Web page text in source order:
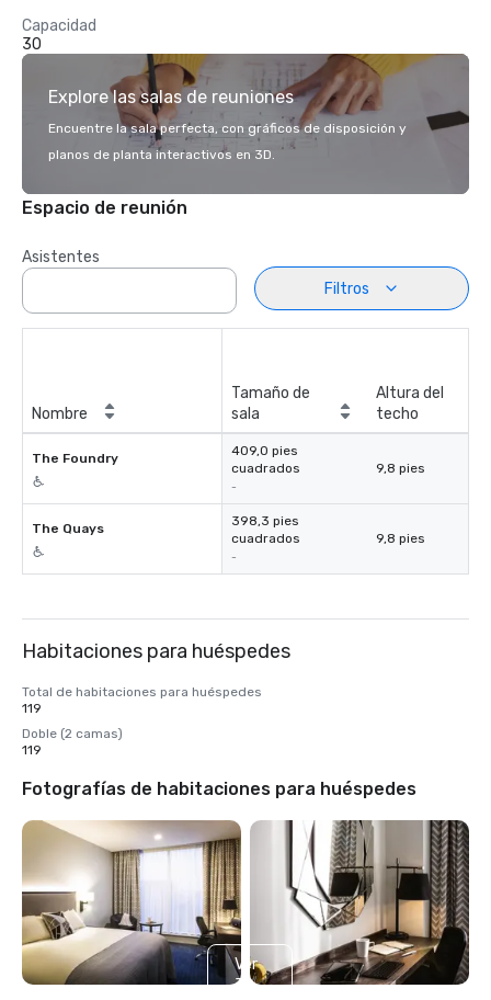
Capacidad
30
Explore las salas de reuniones
Encuentre la sala perfecta, con gráficos de disposición y
planos de planta interactivos en 3D.
Espacio de reunión
Asistentes
Filtros
Nombre
Tamaño de
sala
Altura del
techo
The Foundry
409,0 pies
cuadrados
-
9,8 pies
The Quays
398,3 pies
cuadrados
-
9,8 pies
Habitaciones para huéspedes
Total de habitaciones para huéspedes
119
Doble (2 camas)
119
Fotografías de habitaciones para huéspedes
Ver
3